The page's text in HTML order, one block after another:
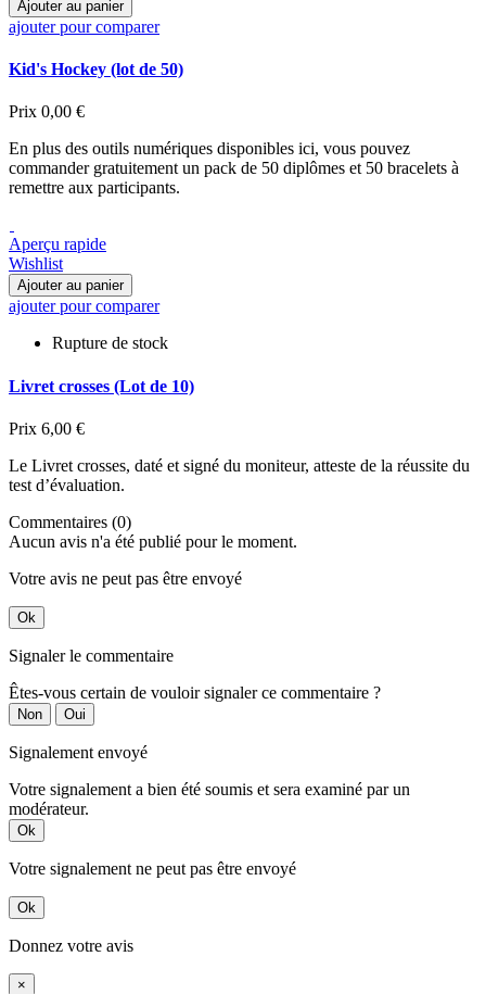
Ajouter au panier
ajouter pour comparer
Kid's Hockey (lot de 50)
Prix 0,00 €
En plus des outils numériques disponibles ici, vous pouvez
commander gratuitement un pack de 50 diplômes et 50 bracelets à
remettre aux participants.
Aperçu rapide
Wishlist
Ajouter au panier
ajouter pour comparer
Rupture de stock
Livret crosses (Lot de 10)
Prix 6,00 €
Le Livret crosses, daté et signé du moniteur, atteste de la réussite du
test d’évaluation.
Commentaires (0)
Aucun avis n'a été publié pour le moment.
Votre avis ne peut pas être envoyé
Ok
Signaler le commentaire
Êtes-vous certain de vouloir signaler ce commentaire ?
Non Oui
Signalement envoyé
Votre signalement a bien été soumis et sera examiné par un
modérateur.
Ok
Votre signalement ne peut pas être envoyé
Ok
Donnez votre avis
×